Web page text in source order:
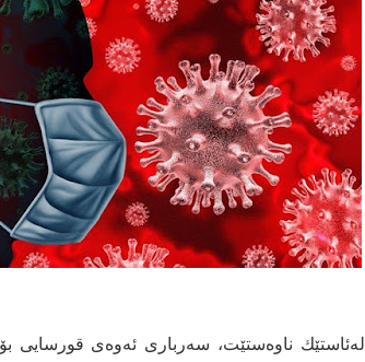
ژماره‌ی توشبووانی كۆڤید ١٩ له‌ئاستێك ناوه‌ستێت، سه‌رباری